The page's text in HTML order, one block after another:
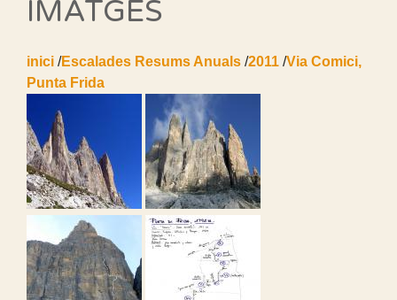
IMATGES
inici /Escalades Resums Anuals /2011 /Via Comici,
Punta Frida